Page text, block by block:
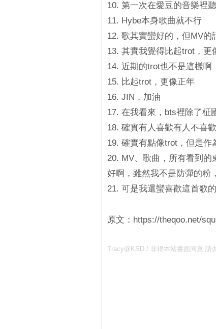
10. 第一次在愛豆的音樂裡
11. Hybe本身歌曲就不行
12. 歌其實蠻好的，但MV
13. 其實我覺得比起trot，
14. 近期的trot也不是這樣啊
15. 比起trot，更像正年
16. JIN，加油
17. 在我看來，bts裡除了柾
18. 確實有人喜歡有人不喜
19. 確實有點像trot，但是
20. MV、歌曲，所有看到
好啊，雖然我不是防彈的粉
21. 可是我還蠻喜歡這首歌
原文：https://theqoo.net/
Tracy@KSD / 非得本站書面同意 請